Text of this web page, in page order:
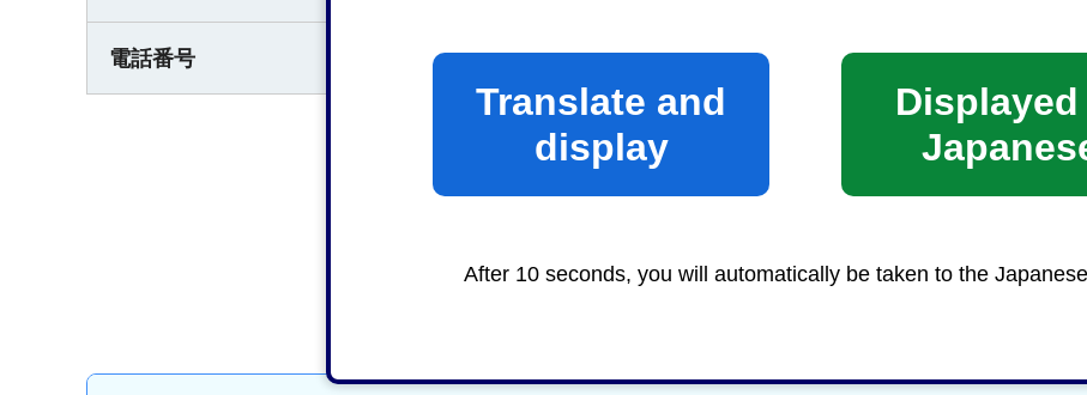
Translate and
display
Displayed
After 10 seconds, you will automatically be taken to the
電話番号 054-221-1633